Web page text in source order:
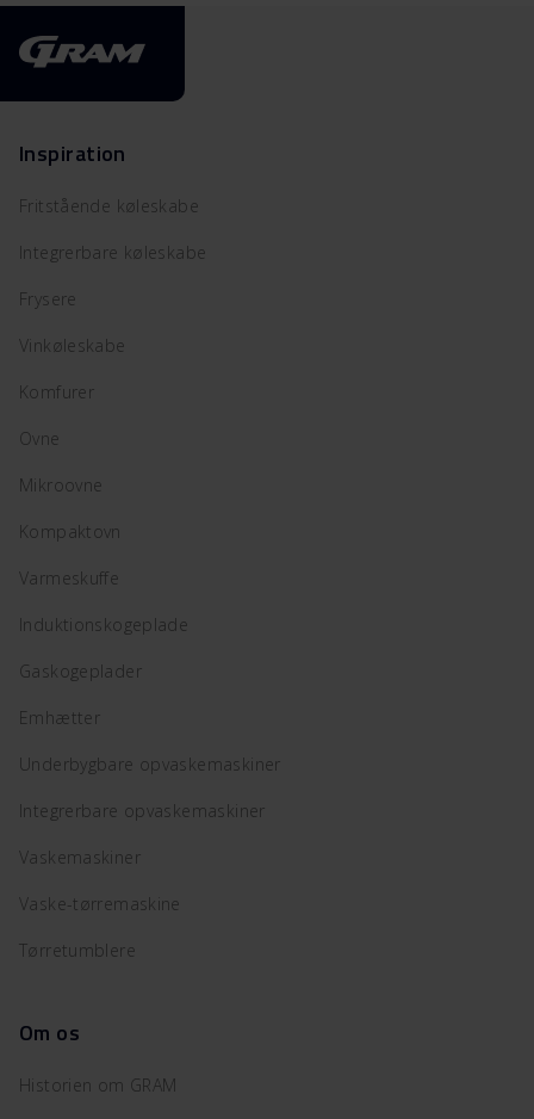
Inspiration
Fritstående køleskabe
Integrerbare køleskabe
Frysere
Vinkøleskabe
Komfurer
Ovne
Mikroovne
Kompaktovn
Varmeskuffe
Induktionskogeplade
Gaskogeplader
Emhætter
Underbygbare opvaskemaskiner
Integrerbare opvaskemaskiner
Vaskemaskiner
Vaske-tørremaskine
Tørretumblere
Om os
Historien om GRAM